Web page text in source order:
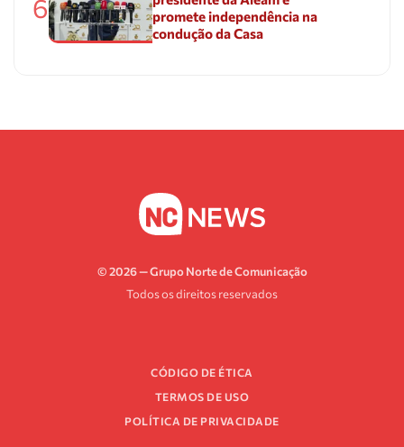
6
promete independência na
condução da Casa
© 2026 — Grupo Norte de Comunicação
Todos os direitos reservados
CÓDIGO DE ÉTICA
TERMOS DE USO
POLÍTICA DE PRIVACIDADE